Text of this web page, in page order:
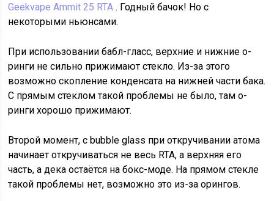
Geekvape Ammit 25 RTA . Годный бачок! Но с
некоторыми ньюнсами.
При использовании бабл-гласс, верхние и нижние о-
ринги не сильно прижимают стекло. Из-за этого
возможно скопление конденсата на нижней части бака.
С прямым стеклом такой проблемы не было, там о-
ринги хорошо прижимают.
Второй момент, с bubble glass при откручивании атома
начинает откручиваться не весь RTA, а верхняя его
часть, а дека остаётся на бокс-моде. На прямом стекле
такой проблемы нет, возможно это из-за орингов.